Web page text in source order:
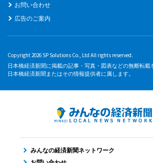
お問い合わせ
広告のご案内
Copyright 2026 SP Solutions Co., Ltd All rights reserved.
日本橋経済新聞に掲載の記事・写真・図表などの無断転載
日本橋経済新聞またはその情報提供者に属します。
みんなの経済新聞ネットワーク